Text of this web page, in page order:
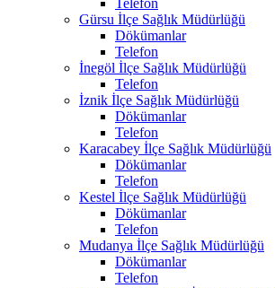
Gürsu İlçe Sağlık Müdürlüğü
Dökümanlar
Telefon
İnegöl İlçe Sağlık Müdürlüğü
Telefon
İznik İlçe Sağlık Müdürlüğü
Dökümanlar
Telefon
Karacabey İlçe Sağlık Müdürlüğü
Dökümanlar
Telefon
Kestel İlçe Sağlık Müdürlüğü
Dökümanlar
Telefon
Mudanya İlçe Sağlık Müdürlüğü
Dökümanlar
Telefon